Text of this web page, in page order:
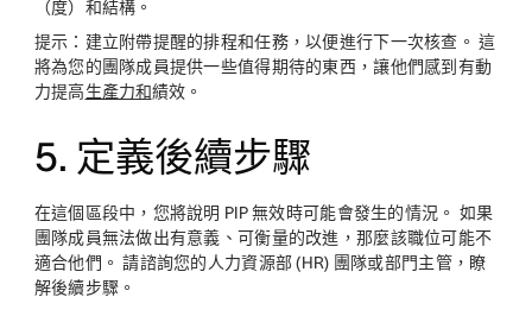
（度）和結構。
提示： 建立附帶提醒的排程和任務，以便進行下一次核查。 這
將為您的團隊成員提供一些值得期待的東西，讓他們感到有動
力提高生產力和績效。
5. 定義後續步驟
在這個區段中，您將說明 PIP 無效時可能會發生的情況。 如果
團隊成員無法做出有意義、可衡量的改進，那麼該職位可能不
適合他們。 請諮詢您的人力資源部 (HR) 團隊或部門主管，瞭
解後續步驟。